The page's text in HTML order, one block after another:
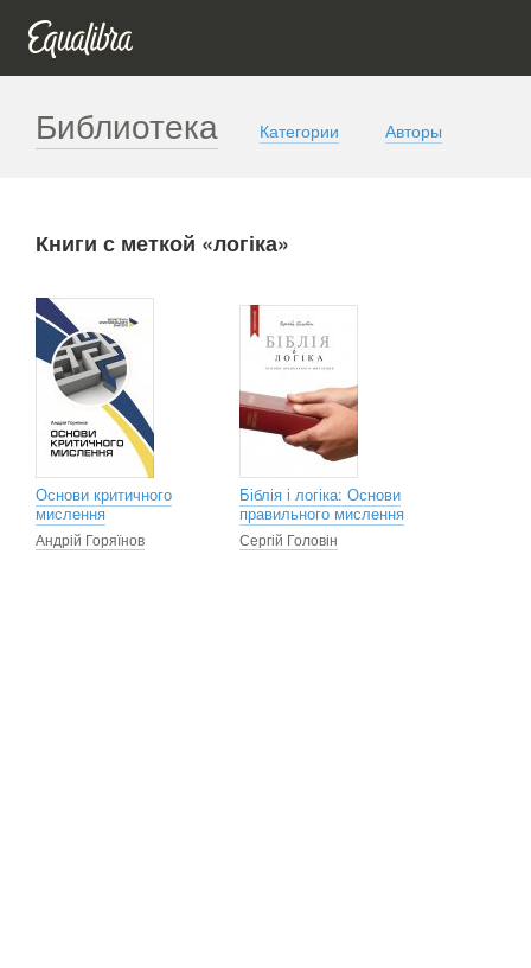
Библиотека Категории Авторы
Книги с меткой «логіка»
Основи критичного
мислення
Андрій Горяїнов
Біблія і логіка: Основи
правильного мислення
Сергій Головін